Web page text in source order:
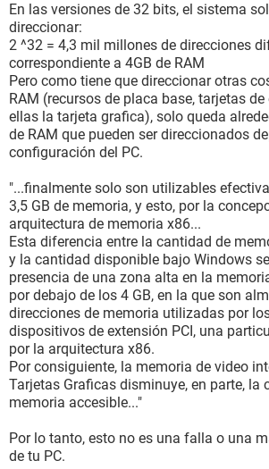
En las versiones de 32 bits, el sistema
direccionar:
2 ^32 = 4,3 mil millones de direcciones
correspondiente a 4GB de RAM
Pero como tiene que direccionar otras
RAM (recursos de placa base, tarjetas
ellas la tarjeta grafica), solo queda
de RAM que pueden ser direccionados
configuración del PC.
"...finalmente solo son utilizables
3,5 GB de memoria, y esto, por la
arquitectura de memoria x86...
Esta diferencia entre la cantidad de
y la cantidad disponible bajo Windows
presencia de una zona alta en la
por debajo de los 4 GB, en la que son
direcciones de memoria utilizadas por
dispositivos de extensión PCI, una
por la arquitectura x86.
Por consiguiente, la memoria de video
Tarjetas Graficas disminuye, en parte, la
memoria accesible..."
Por lo tanto, esto no es una falla o una
de tu PC.